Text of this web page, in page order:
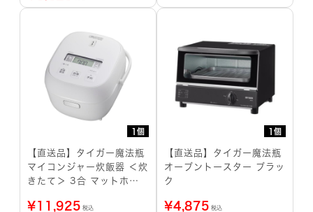
1個
【直送品】タイガー魔法瓶
マイコンジャー炊飯器 ＜炊
きたて＞ 3合 マットホワ
¥11,925 税込
1個
【直送品】タイガー魔法瓶
オーブントースター ブラッ
ク
¥4,875 税込